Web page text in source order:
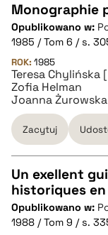
pobierz cytat
CZYSTY TEKST
pobierz cytat
Monographie
Opublikowano w:
1985 / Tom 6 / s.
ROK: 1985
Teresa Chylińska
Zofia Helman
Joanna Żurowska
Zacytuj
CZYSTY TEKST
Un exellent
historiques
Opublikowano w:
1988 / Tom 9 / s.